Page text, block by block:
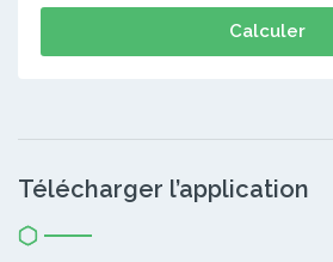
Calculer
Télécharger l’application